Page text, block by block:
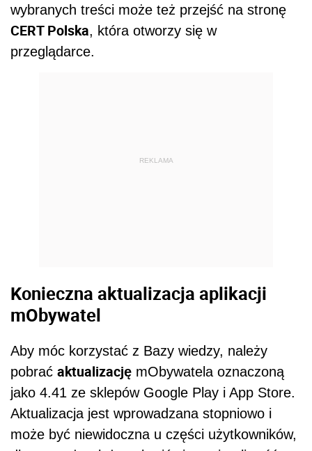
wybranych treści może też przejść na stronę
CERT Polska, która otworzy się w
przeglądarce.
REKLAMA
Konieczna aktualizacja aplikacji
mObywatel
Aby móc korzystać z Bazy wiedzy, należy
pobrać aktualizację mObywatela oznaczoną
jako 4.41 ze sklepów Google Play i App Store.
Aktualizacja jest wprowadzana stopniowo i
może być niewidoczna u części użytkowników,